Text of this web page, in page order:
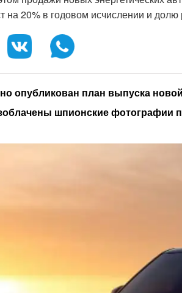
на 20% в годовом исчислении и
опубликован план выпуска
шпионские фотографии